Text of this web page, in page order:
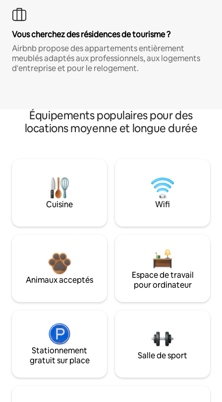
Vous cherchez des résidences de tourisme ?
Airbnb propose des appartements entièrement
meublés adaptés aux professionnels, aux logements
d'entreprise et pour le relogement.
Équipements populaires pour des
locations moyenne et longue durée
Cuisine Wifi
Animaux acceptés
Espace de travail
pour ordinateur
Stationnement
gratuit sur place
Salle de sport